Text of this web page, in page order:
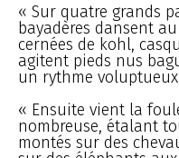
« Sur quatre grands
bayadères dansent
cernées de kohl,
agitent pieds nus
un rythme
« Ensuite vient la
nombreuse, étalant
montés sur des